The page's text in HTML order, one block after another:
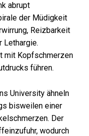
abrupt
der Müdigkeit
Reizbarkeit
Lethargie.
mit Kopfschmerzen
führen.
University ähneln
bisweilen einer
Der
wodurch